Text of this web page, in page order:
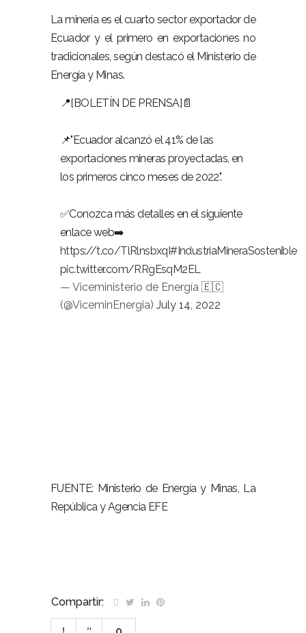
La minería es el cuarto sector exportador de
Ecuador y el primero en exportaciones no
tradicionales, según destacó el Ministerio de
Energía y Minas.
📍[BOLETÍN DE PRENSA]📄
📌"Ecuador alcanzó el 41% de las
exportaciones mineras proyectadas, en
los primeros cinco meses de 2022".
✅Conozca más detalles en el siguiente
enlace web➡️
https://t.co/TlRlnsbxqI#IndustriaMineraSostenible
pic.twitter.com/RRgEsqM2EL
— Viceministerio de Energía 🇪🇨
(@ViceminEnergia) July 14, 2022
FUENTE: Ministerio de Energía y Minas, La
República y Agencia EFE
Compartir: